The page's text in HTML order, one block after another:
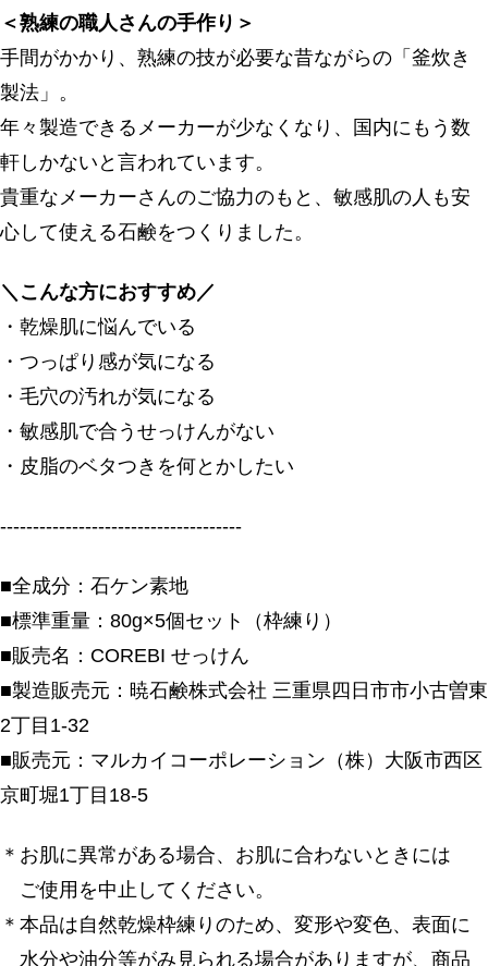
＜熟練の職人さんの手作り＞
手間がかかり、熟練の技が必要な昔ながらの「釜炊き
製法」。
年々製造できるメーカーが少なくなり、国内にもう数
軒しかないと言われています。
貴重なメーカーさんのご協力のもと、敏感肌の人も安
心して使える石鹸をつくりました。
＼こんな方におすすめ／
・乾燥肌に悩んでいる
・つっぱり感が気になる
・毛穴の汚れが気になる
・敏感肌で合うせっけんがない
・皮脂のベタつきを何とかしたい
-------------------------------------
■全成分：石ケン素地
■標準重量：80g×5個セット（枠練り）
■販売名：COREBI せっけん
■製造販売元：暁石鹸株式会社 三重県四日市市小古曽東
2丁目1-32
■販売元：マルカイコーポレーション（株）大阪市西区
京町堀1丁目18-5
＊お肌に異常がある場合、お肌に合わないときには
ご使用を中止してください。
＊本品は自然乾燥枠練りのため、変形や変色、表面に
水分や油分等がみ見られる場合がありますが、商品